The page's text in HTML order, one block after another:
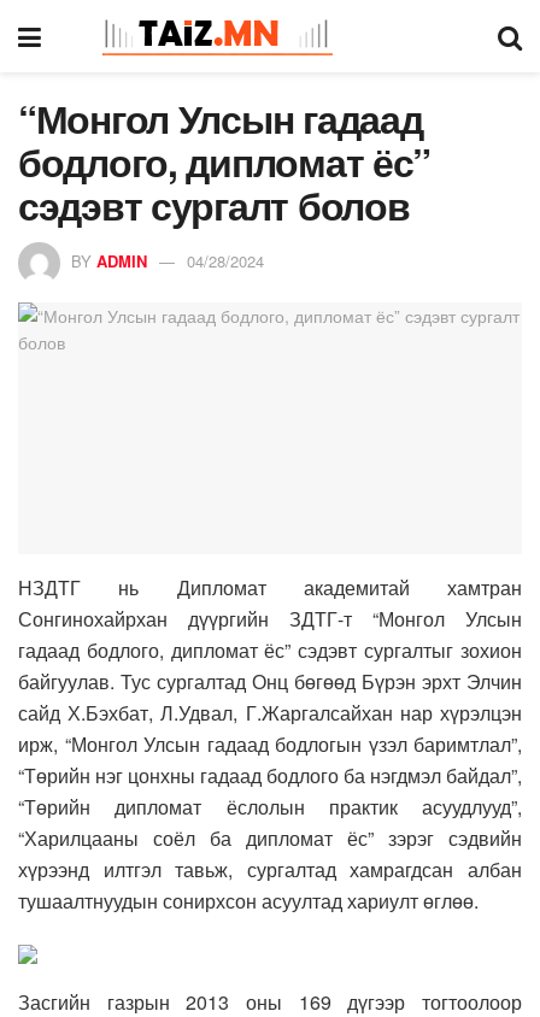
“Монгол Улсын гадаад
бодлого, дипломат ёс”
сэдэвт сургалт болов
BY ADMIN 04/28/2024
НЗДТГ нь Дипломат академитай хамтран
Сонгинохайрхан дүүргийн ЗДТГ-т “Монгол Улсын
гадаад бодлого, дипломат ёс” сэдэвт сургалтыг зохион
байгуулав. Тус сургалтад Онц бөгөөд Бүрэн эрхт Элчин
сайд Х.Бэхбат, Л.Удвал, Г.Жаргалсайхан нар хүрэлцэн
ирж, “Монгол Улсын гадаад бодлогын үзэл баримтлал”,
“Төрийн нэг цонхны гадаад бодлого ба нэгдмэл байдал”,
“Төрийн дипломат ёслолын практик асуудлууд”,
“Харилцааны соёл ба дипломат ёс” зэрэг сэдвийн
хүрээнд илтгэл тавьж, сургалтад хамрагдсан албан
тушаалтнуудын сонирхсон асуултад хариулт өглөө.
Засгийн газрын 2013 оны 169 дүгээр тогтоолоор